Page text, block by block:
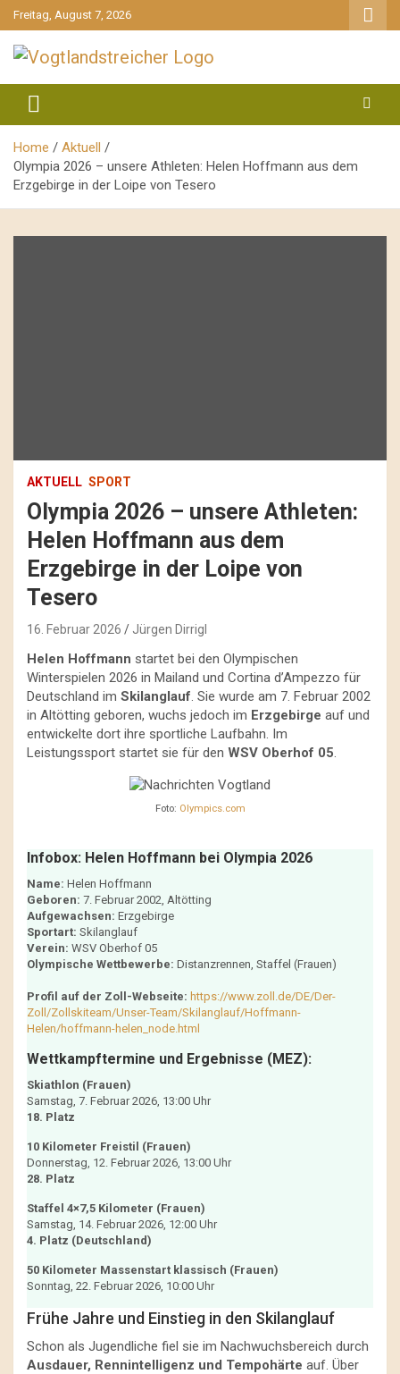
gehe
zum
Inhalt
Freitag, August 7, 2026
Vogtlandstreicher
Home
Aktuell
Olympia 2026 – unsere Athleten: Helen Hoffmann aus dem
Erzgebirge in der Loipe von Tesero
AKTUELL SPORT
Olympia 2026 – unsere Athleten:
Helen Hoffmann aus dem
Erzgebirge in der Loipe von
Tesero
16. Februar 2026 Jürgen Dirrigl
Helen Hoffmann startet bei den Olympischen
Winterspielen 2026 in Mailand und Cortina d’Ampezzo für
Deutschland im Skilanglauf. Sie wurde am 7. Februar 2002
in Altötting geboren, wuchs jedoch im Erzgebirge auf und
entwickelte dort ihre sportliche Laufbahn. Im
Leistungssport startet sie für den WSV Oberhof 05.
Foto: Olympics.com
Infobox: Helen Hoffmann bei Olympia 2026
Name: Helen Hoffmann
Geboren: 7. Februar 2002, Altötting
Aufgewachsen: Erzgebirge
Sportart: Skilanglauf
Verein: WSV Oberhof 05
Olympische Wettbewerbe: Distanzrennen, Staffel (Frauen)
Profil auf der Zoll-Webseite: https://www.zoll.de/DE/Der-
Zoll/Zollskiteam/Unser-Team/Skilanglauf/Hoffmann-
Helen/hoffmann-helen_node.html
Wettkampftermine und Ergebnisse (MEZ):
Skiathlon (Frauen)
Samstag, 7. Februar 2026, 13:00 Uhr
18. Platz
10 Kilometer Freistil (Frauen)
Donnerstag, 12. Februar 2026, 13:00 Uhr
28. Platz
Staffel 4×7,5 Kilometer (Frauen)
Samstag, 14. Februar 2026, 12:00 Uhr
4. Platz (Deutschland)
50 Kilometer Massenstart klassisch (Frauen)
Sonntag, 22. Februar 2026, 10:00 Uhr
Frühe Jahre und Einstieg in den Skilanglauf
Schon als Jugendliche fiel sie im Nachwuchsbereich durch
Ausdauer, Rennintelligenz und Tempohärte auf. Über